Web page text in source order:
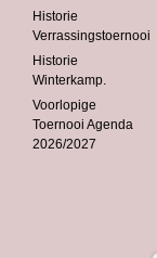
Historie
Verrassingstoernooi
Historie
Winterkamp.
Voorlopige
Toernooi Agenda
2026/2027